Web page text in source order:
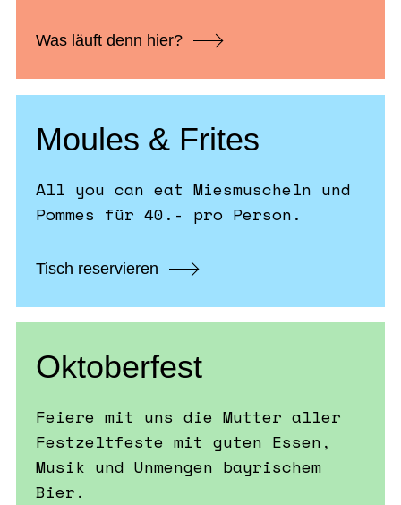
Was läuft denn hier?
Moules & Frites
All you can eat Miesmuscheln und
Pommes für 40.- pro Person.
Tisch reservieren
Oktoberfest
Feiere mit uns die Mutter aller
Festzeltfeste mit guten Essen,
Musik und Unmengen bayrischem
Bier.